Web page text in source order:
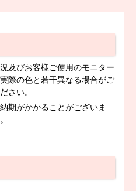
及びお客様ご使用のモニター
際の色と若干異なる場合がご
さい。
期がかかることがございま